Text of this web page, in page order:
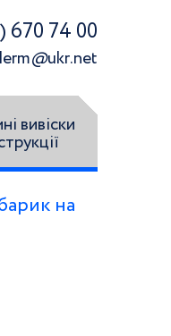
670 74 00
@ukr.net
вивіски
на